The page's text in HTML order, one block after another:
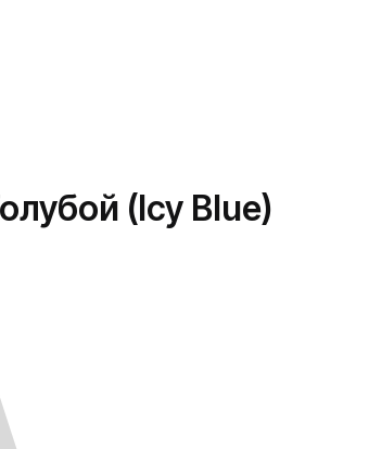
(Icy Blue)